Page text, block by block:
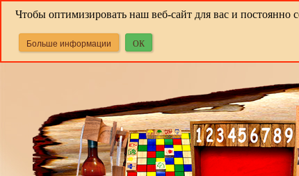
Чтобы оптимизировать наш веб-сайт для вас и постоянно
Больше информации ОК